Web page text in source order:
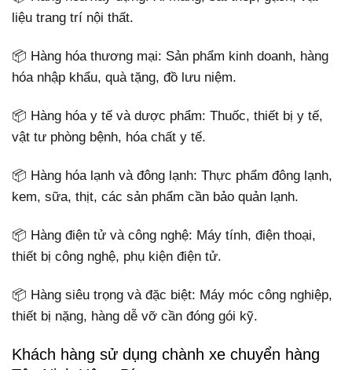
liệu trang trí nội thất.
📦 Hàng hóa thương mại: Sản phẩm kinh doanh, hàng
hóa nhập khẩu, quà tặng, đồ lưu niệm.
📦 Hàng hóa y tế và dược phẩm: Thuốc, thiết bị y tế,
vật tư phòng bệnh, hóa chất y tế.
📦 Hàng hóa lạnh và đông lạnh: Thực phẩm đông lạnh,
kem, sữa, thịt, các sản phẩm cần bảo quản lạnh.
📦 Hàng điện tử và công nghệ: Máy tính, điện thoại,
thiết bị công nghệ, phụ kiện điện tử.
📦 Hàng siêu trọng và đặc biệt: Máy móc công nghiệp,
thiết bị nặng, hàng dễ vỡ cần đóng gói kỹ.
Khách hàng sử dụng chành xe chuyển hàng